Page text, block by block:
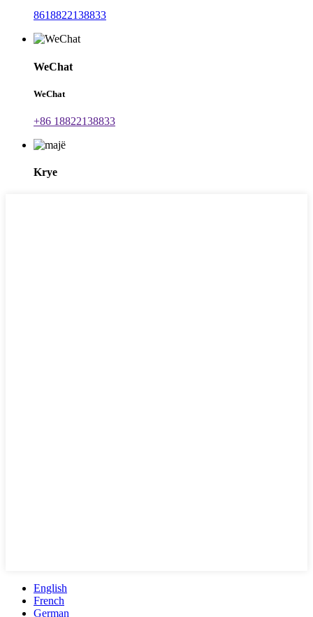
8618822138833
WeChat
WeChat
+86 18822138833
Krye
English
French
German